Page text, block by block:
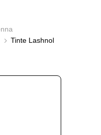
Tinte Lashnol